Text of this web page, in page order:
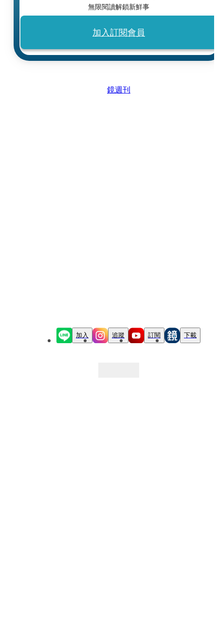
無限閱讀解鎖新鮮事
加入訂閱會員
鏡週刊
加入 追蹤 訂閱 下載